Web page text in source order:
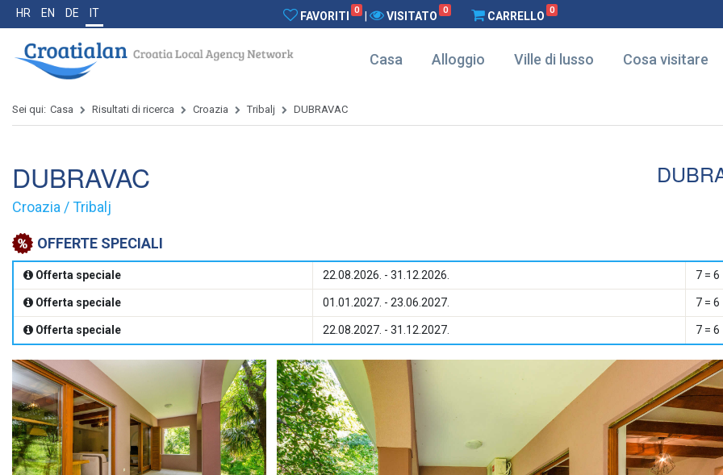
HR EN DE IT FAVORITI 0 VISITATO 0 CARRELLO 0
Casa Alloggio Ville di lusso Cosa visitare
Sei qui: Casa Risultati di ricerca Croazia Tribalj DUBRAVAC
DUBRAVAC
Croazia / Tribalj
OFFERTE SPECIALI
Offerta speciale 22.08.2026. - 31.12.2026. 7 = 6
Offerta speciale 01.01.2027. - 23.06.2027. 7 = 6
Offerta speciale 22.08.2027. - 31.12.2027. 7 = 6